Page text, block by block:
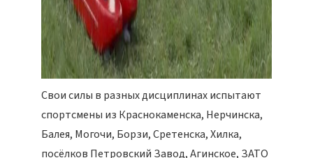
Свои силы в разных дисциплинах испытают
спортсмены из Краснокаменска, Нерчинска,
Балея, Могочи, Борзи, Сретенска, Хилка,
посёлков Петровский Завод, Агинское, ЗАТО